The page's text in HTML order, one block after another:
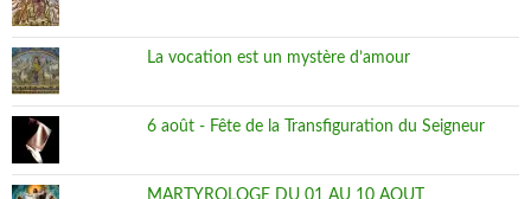
La vocation est un mystère d’amour
6 août - Fête de la Transfiguration du Seigneur